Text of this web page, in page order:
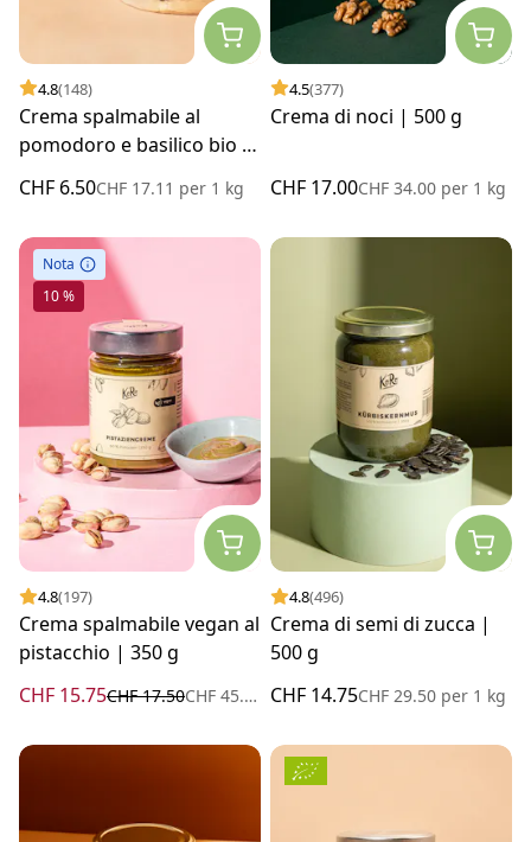
4.8(148)
Crema spalmabile al
pomodoro e basilico bio |
CHF 6.50CHF 17.11 per 1 kg
4.5(377)
Crema di noci | 500 g
CHF 17.00CHF 34.00 per 1 kg
Nota
10 %
4.8(197)
Crema spalmabile vegan al
pistacchio | 350 g
CHF 15.75CHF 17.50 CHF 45.00 per 1 kg
4.8(496)
Crema di semi di zucca |
500 g
CHF 14.75CHF 29.50 per 1 kg